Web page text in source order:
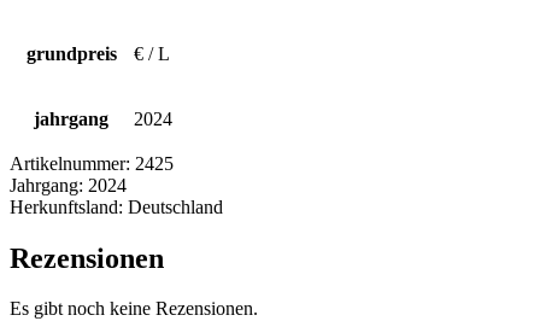
grundpreis € / L
jahrgang 2024
Artikelnummer: 2425
Jahrgang: 2024
Herkunftsland: Deutschland
Rezensionen
Es gibt noch keine Rezensionen.